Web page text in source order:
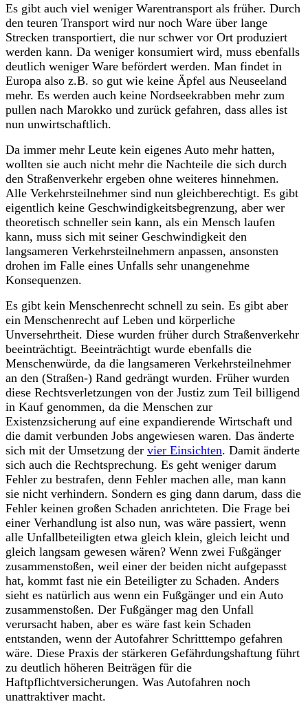
Es gibt auch viel weniger Warentransport als früher. Durch
den teuren Transport wird nur noch Ware über lange
Strecken transportiert, die nur schwer vor Ort produziert
werden kann. Da weniger konsumiert wird, muss ebenfalls
deutlich weniger Ware befördert werden. Man findet in
Europa also z.B. so gut wie keine Äpfel aus Neuseeland
mehr. Es werden auch keine Nordseekrabben mehr zum
pullen nach Marokko und zurück gefahren, dass alles ist
nun unwirtschaftlich.
Da immer mehr Leute kein eigenes Auto mehr hatten,
wollten sie auch nicht mehr die Nachteile die sich durch
den Straßenverkehr ergeben ohne weiteres hinnehmen.
Alle Verkehrsteilnehmer sind nun gleichberechtigt. Es gibt
eigentlich keine Geschwindigkeitsbegrenzung, aber wer
theoretisch schneller sein kann, als ein Mensch laufen
kann, muss sich mit seiner Geschwindigkeit den
langsameren Verkehrsteilnehmern anpassen, ansonsten
drohen im Falle eines Unfalls sehr unangenehme
Konsequenzen.
Es gibt kein Menschenrecht schnell zu sein. Es gibt aber
ein Menschenrecht auf Leben und körperliche
Unversehrtheit. Diese wurden früher durch Straßenverkehr
beeinträchtigt. Beeinträchtigt wurde ebenfalls die
Menschenwürde, da die langsameren Verkehrsteilnehmer
an den (Straßen-) Rand gedrängt wurden. Früher wurden
diese Rechtsverletzungen von der Justiz zum Teil billigend
in Kauf genommen, da die Menschen zur
Existenzsicherung auf eine expandierende Wirtschaft und
die damit verbunden Jobs angewiesen waren. Das änderte
sich mit der Umsetzung der vier Einsichten. Damit änderte
sich auch die Rechtsprechung. Es geht weniger darum
Fehler zu bestrafen, denn Fehler machen alle, man kann
sie nicht verhindern. Sondern es ging dann darum, dass die
Fehler keinen großen Schaden anrichteten. Die Frage bei
einer Verhandlung ist also nun, was wäre passiert, wenn
alle Unfallbeteiligten etwa gleich klein, gleich leicht und
gleich langsam gewesen wären? Wenn zwei Fußgänger
zusammenstoßen, weil einer der beiden nicht aufgepasst
hat, kommt fast nie ein Beteiligter zu Schaden. Anders
sieht es natürlich aus wenn ein Fußgänger und ein Auto
zusammenstoßen. Der Fußgänger mag den Unfall
verursacht haben, aber es wäre fast kein Schaden
entstanden, wenn der Autofahrer Schritttempo gefahren
wäre. Diese Praxis der stärkeren Gefährdungshaftung führt
zu deutlich höheren Beiträgen für die
Haftpflichtversicherungen. Was Autofahren noch
unattraktiver macht.